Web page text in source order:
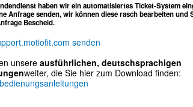
haben wir ein automatisiertes Ticket-System
Anfrage senden, wir können diese rasch bearbeiten und
Bescheid.
senden
unsere ausführlichen, deutschsprachigen
weiter, die Sie hier zum Download finden: